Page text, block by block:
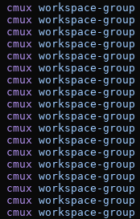
cmux workspace-group
cmux workspace-group
cmux workspace-group
cmux workspace-group
cmux workspace-group
cmux workspace-group
cmux workspace-group
cmux workspace-group
cmux workspace-group
cmux workspace-group
cmux workspace-group
cmux workspace-group
cmux workspace-group
cmux workspace-group
cmux workspace-group
cmux workspace-group
cmux workspace-group
cmux workspace-group